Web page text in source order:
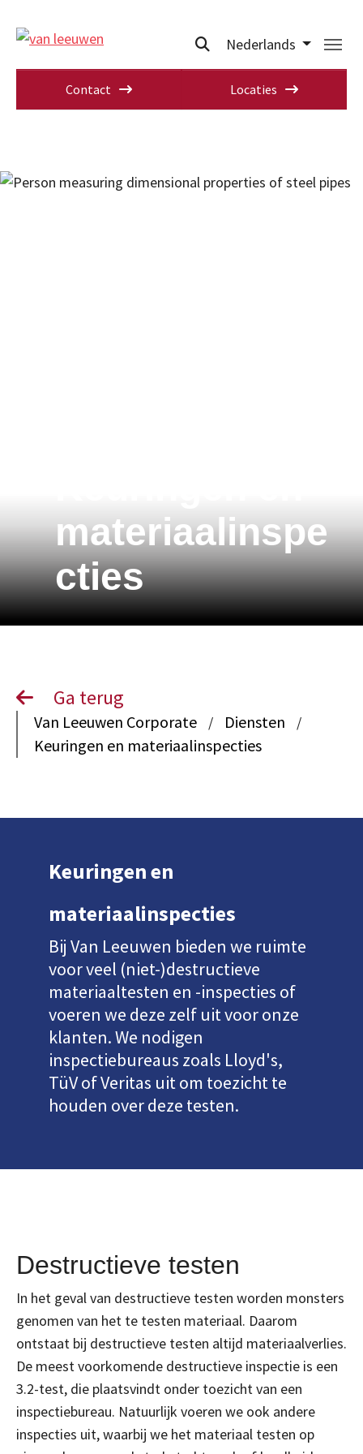
Nederlands
Contact Locaties
materiaalinspe
cties
Ga terug
Van Leeuwen Corporate / Diensten /
Keuringen en materiaalinspecties
Keuringen en
materiaalinspecties
Bij Van Leeuwen bieden we ruimte
voor veel (niet-)destructieve
materiaaltesten en -inspecties of
voeren we deze zelf uit voor onze
klanten. We nodigen
inspectiebureaus zoals Lloyd's,
TüV of Veritas uit om toezicht te
houden over deze testen.
Destructieve testen
In het geval van destructieve testen worden monsters
genomen van het te testen materiaal. Daarom
ontstaat bij destructieve testen altijd materiaalverlies.
De meest voorkomende destructieve inspectie is een
3.2-test, die plaatsvindt onder toezicht van een
inspectiebureau. Natuurlijk voeren we ook andere
inspecties uit, waarbij we het materiaal testen op